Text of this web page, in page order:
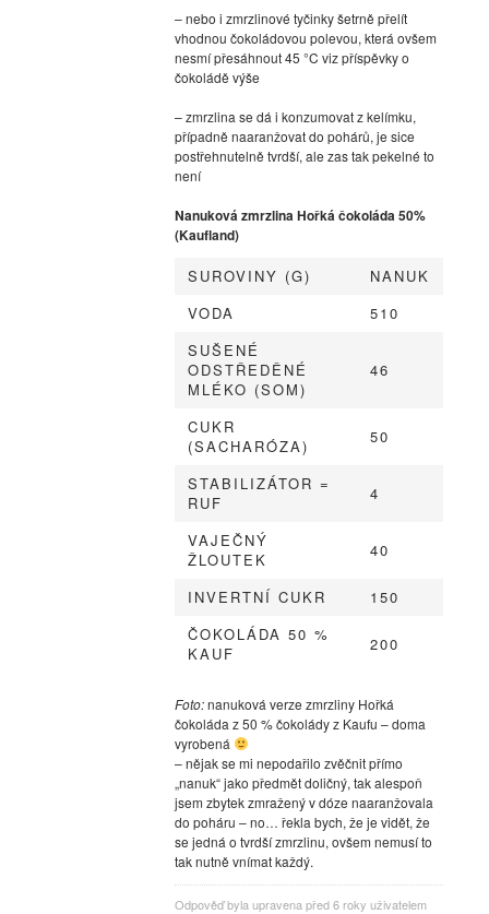
– nebo i zmrzlinové tyčinky šetrně přelít
vhodnou čokoládovou polevou, která ovšem
nesmí přesáhnout 45 °C viz příspěvky o
čokoládě výše
– zmrzlina se dá i konzumovat z kelímku,
případně naaranžovat do pohárů, je sice
postřehnutelně tvrdší, ale zas tak pekelné to
není
Nanuková zmrzlina Hořká čokoláda 50%
(Kaufland)
SUROVINY (G)
NANUK
VODA
510
SUŠENÉ
ODSTŘEDĚNÉ
MLÉKO (SOM)
46
CUKR
(SACHARÓZA)
50
STABILIZÁTOR =
RUF
4
VAJEČNÝ
ŽLOUTEK
40
INVERTNÍ CUKR
150
ČOKOLÁDA 50 %
KAUF
200
Foto:nanuková verze zmrzliny Hořká
čokoláda z 50 % čokolády z Kaufu – doma
vyrobená
– nějak se mi nepodařilo zvěčnit přímo
„nanuk“ jako předmět doličný, tak alespoň
jsem zbytek zmražený v dóze naaranžovala
do poháru – no… řekla bych, že je vidět, že
se jedná o tvrdší zmrzlinu, ovšem nemusí to
tak nutně vnímat každý.
Odpověď byla upravena před 6 roky uživatelem